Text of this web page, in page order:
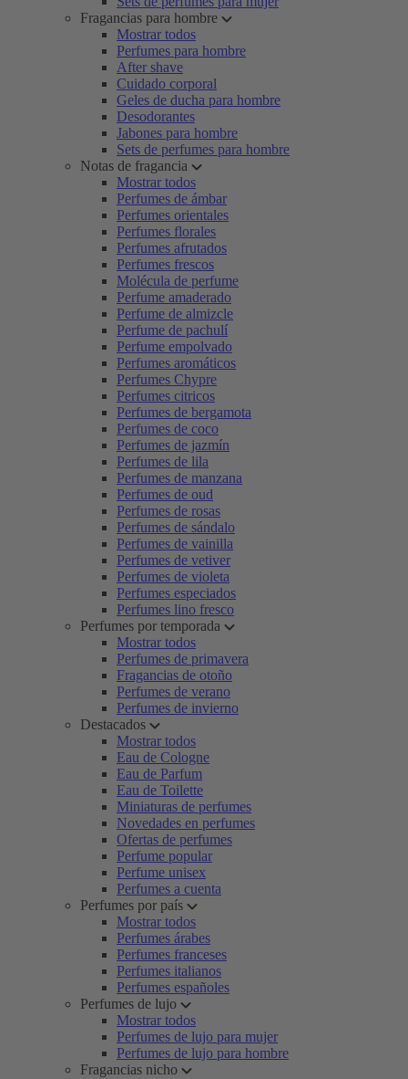
Fragancias para hombre
Mostrar todos
Perfumes para hombre
After shave
Cuidado corporal
Geles de ducha para hombre
Desodorantes
Jabones para hombre
Sets de perfumes para hombre
Notas de fragancia
Mostrar todos
Perfumes de ámbar
Perfumes orientales
Perfumes florales
Perfumes afrutados
Perfumes frescos
Molécula de perfume
Perfume amaderado
Perfume de almizcle
Perfume de pachulí
Perfume empolvado
Perfumes aromáticos
Perfumes Chypre
Perfumes citricos
Perfumes de bergamota
Perfumes de coco
Perfumes de jazmín
Perfumes de lila
Perfumes de manzana
Perfumes de oud
Perfumes de rosas
Perfumes de sándalo
Perfumes de vainilla
Perfumes de vetiver
Perfumes de violeta
Perfumes especiados
Perfumes lino fresco
Perfumes por temporada
Mostrar todos
Perfumes de primavera
Fragancias de otoño
Perfumes de verano
Perfumes de invierno
Destacados
Mostrar todos
Eau de Cologne
Eau de Parfum
Eau de Toilette
Miniaturas de perfumes
Novedades en perfumes
Ofertas de perfumes
Perfume popular
Perfume unisex
Perfumes a cuenta
Perfumes por país
Mostrar todos
Perfumes árabes
Perfumes franceses
Perfumes italianos
Perfumes españoles
Perfumes de lujo
Mostrar todos
Perfumes de lujo para mujer
Perfumes de lujo para hombre
Fragancias nicho